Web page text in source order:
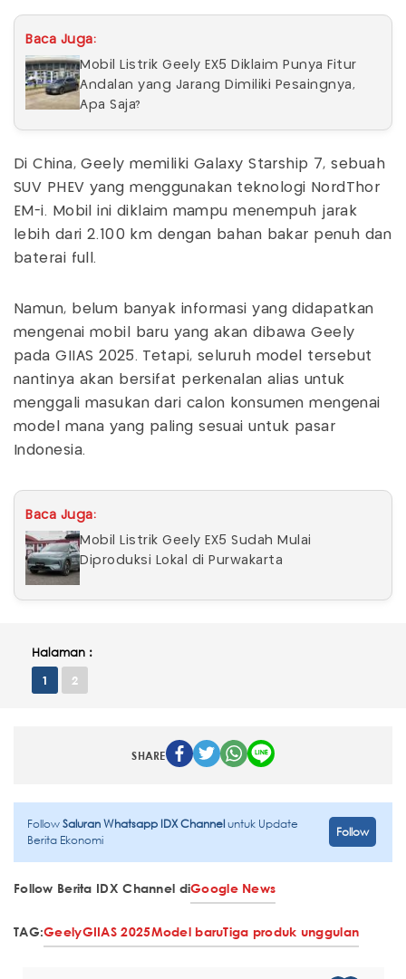
Baca Juga:
Mobil Listrik Geely EX5 Diklaim Punya Fitur
Andalan yang Jarang Dimiliki Pesaingnya,
Apa Saja?
Di China, Geely memiliki Galaxy Starship 7, sebuah
SUV PHEV yang menggunakan teknologi NordThor
EM-i. Mobil ini diklaim mampu menempuh jarak
lebih dari 2.100 km dengan bahan bakar penuh dan
baterai full.
Namun, belum banyak informasi yang didapatkan
mengenai mobil baru yang akan dibawa Geely
pada GIIAS 2025. Tetapi, seluruh model tersebut
nantinya akan bersifat perkenalan alias untuk
menggali masukan dari calon konsumen mengenai
model mana yang paling sesuai untuk pasar
Indonesia.
Baca Juga:
Mobil Listrik Geely EX5 Sudah Mulai
Diproduksi Lokal di Purwakarta
Halaman :
1 2
SHARE
FollowSaluran Whatsapp IDX Channeluntuk Update
Berita Ekonomi
Follow
Follow Berita IDX Channel diGoogle News
TAG:GeelyGIIAS 2025Model baruTiga produk unggulan